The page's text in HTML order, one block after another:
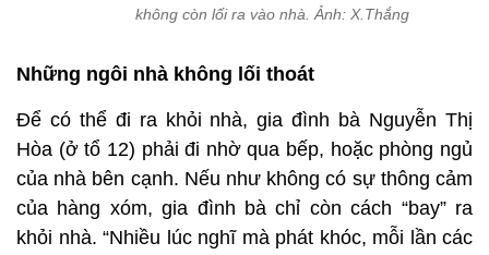
không còn lối ra vào nhà. Ảnh: X.Thắng
Những ngôi nhà không lối thoát
Để có thể đi ra khỏi nhà, gia đình bà Nguyễn Thị
Hòa (ở tổ 12) phải đi nhờ qua bếp, hoặc phòng ngủ
của nhà bên cạnh. Nếu như không có sự thông cảm
của hàng xóm, gia đình bà chỉ còn cách “bay” ra
khỏi nhà. “Nhiều lúc nghĩ mà phát khóc, mỗi lần các